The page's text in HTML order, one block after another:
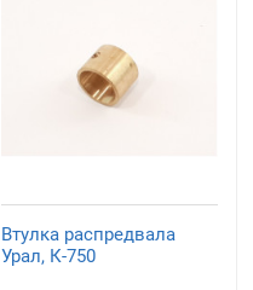
Втулка распредвала
Урал, К-750